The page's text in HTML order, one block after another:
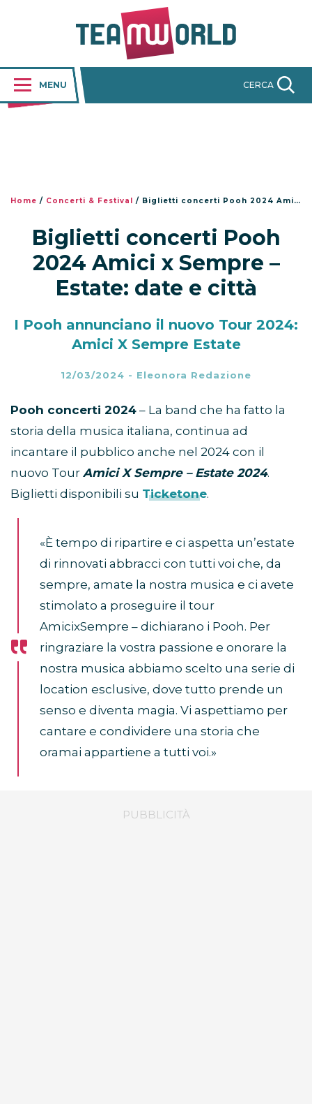
MENU CERCA
Home / Concerti & Festival / Biglietti concerti Pooh 2024 Amici x Sempre – Estate: date e città
Biglietti concerti Pooh
2024 Amici x Sempre –
Estate: date e città
I Pooh annunciano il nuovo Tour 2024:
Amici X Sempre Estate
12/03/2024 - Eleonora Redazione
Pooh concerti 2024 – La band che ha fatto la
storia della musica italiana, continua ad
incantare il pubblico anche nel 2024 con il
nuovo Tour Amici X Sempre – Estate 2024.
Biglietti disponibili su Ticketone.
«È tempo di ripartire e ci aspetta un’estate
di rinnovati abbracci con tutti voi che, da
sempre, amate la nostra musica e ci avete
stimolato a proseguire il tour
AmicixSempre – dichiarano i Pooh. Per
ringraziare la vostra passione e onorare la
nostra musica abbiamo scelto una serie di
location esclusive, dove tutto prende un
senso e diventa magia. Vi aspettiamo per
cantare e condividere una storia che
oramai appartiene a tutti voi.»